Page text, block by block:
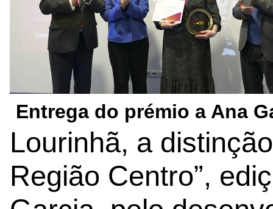
Entrega do prémio a Ana
Lourinhã, a
Região Centro”,